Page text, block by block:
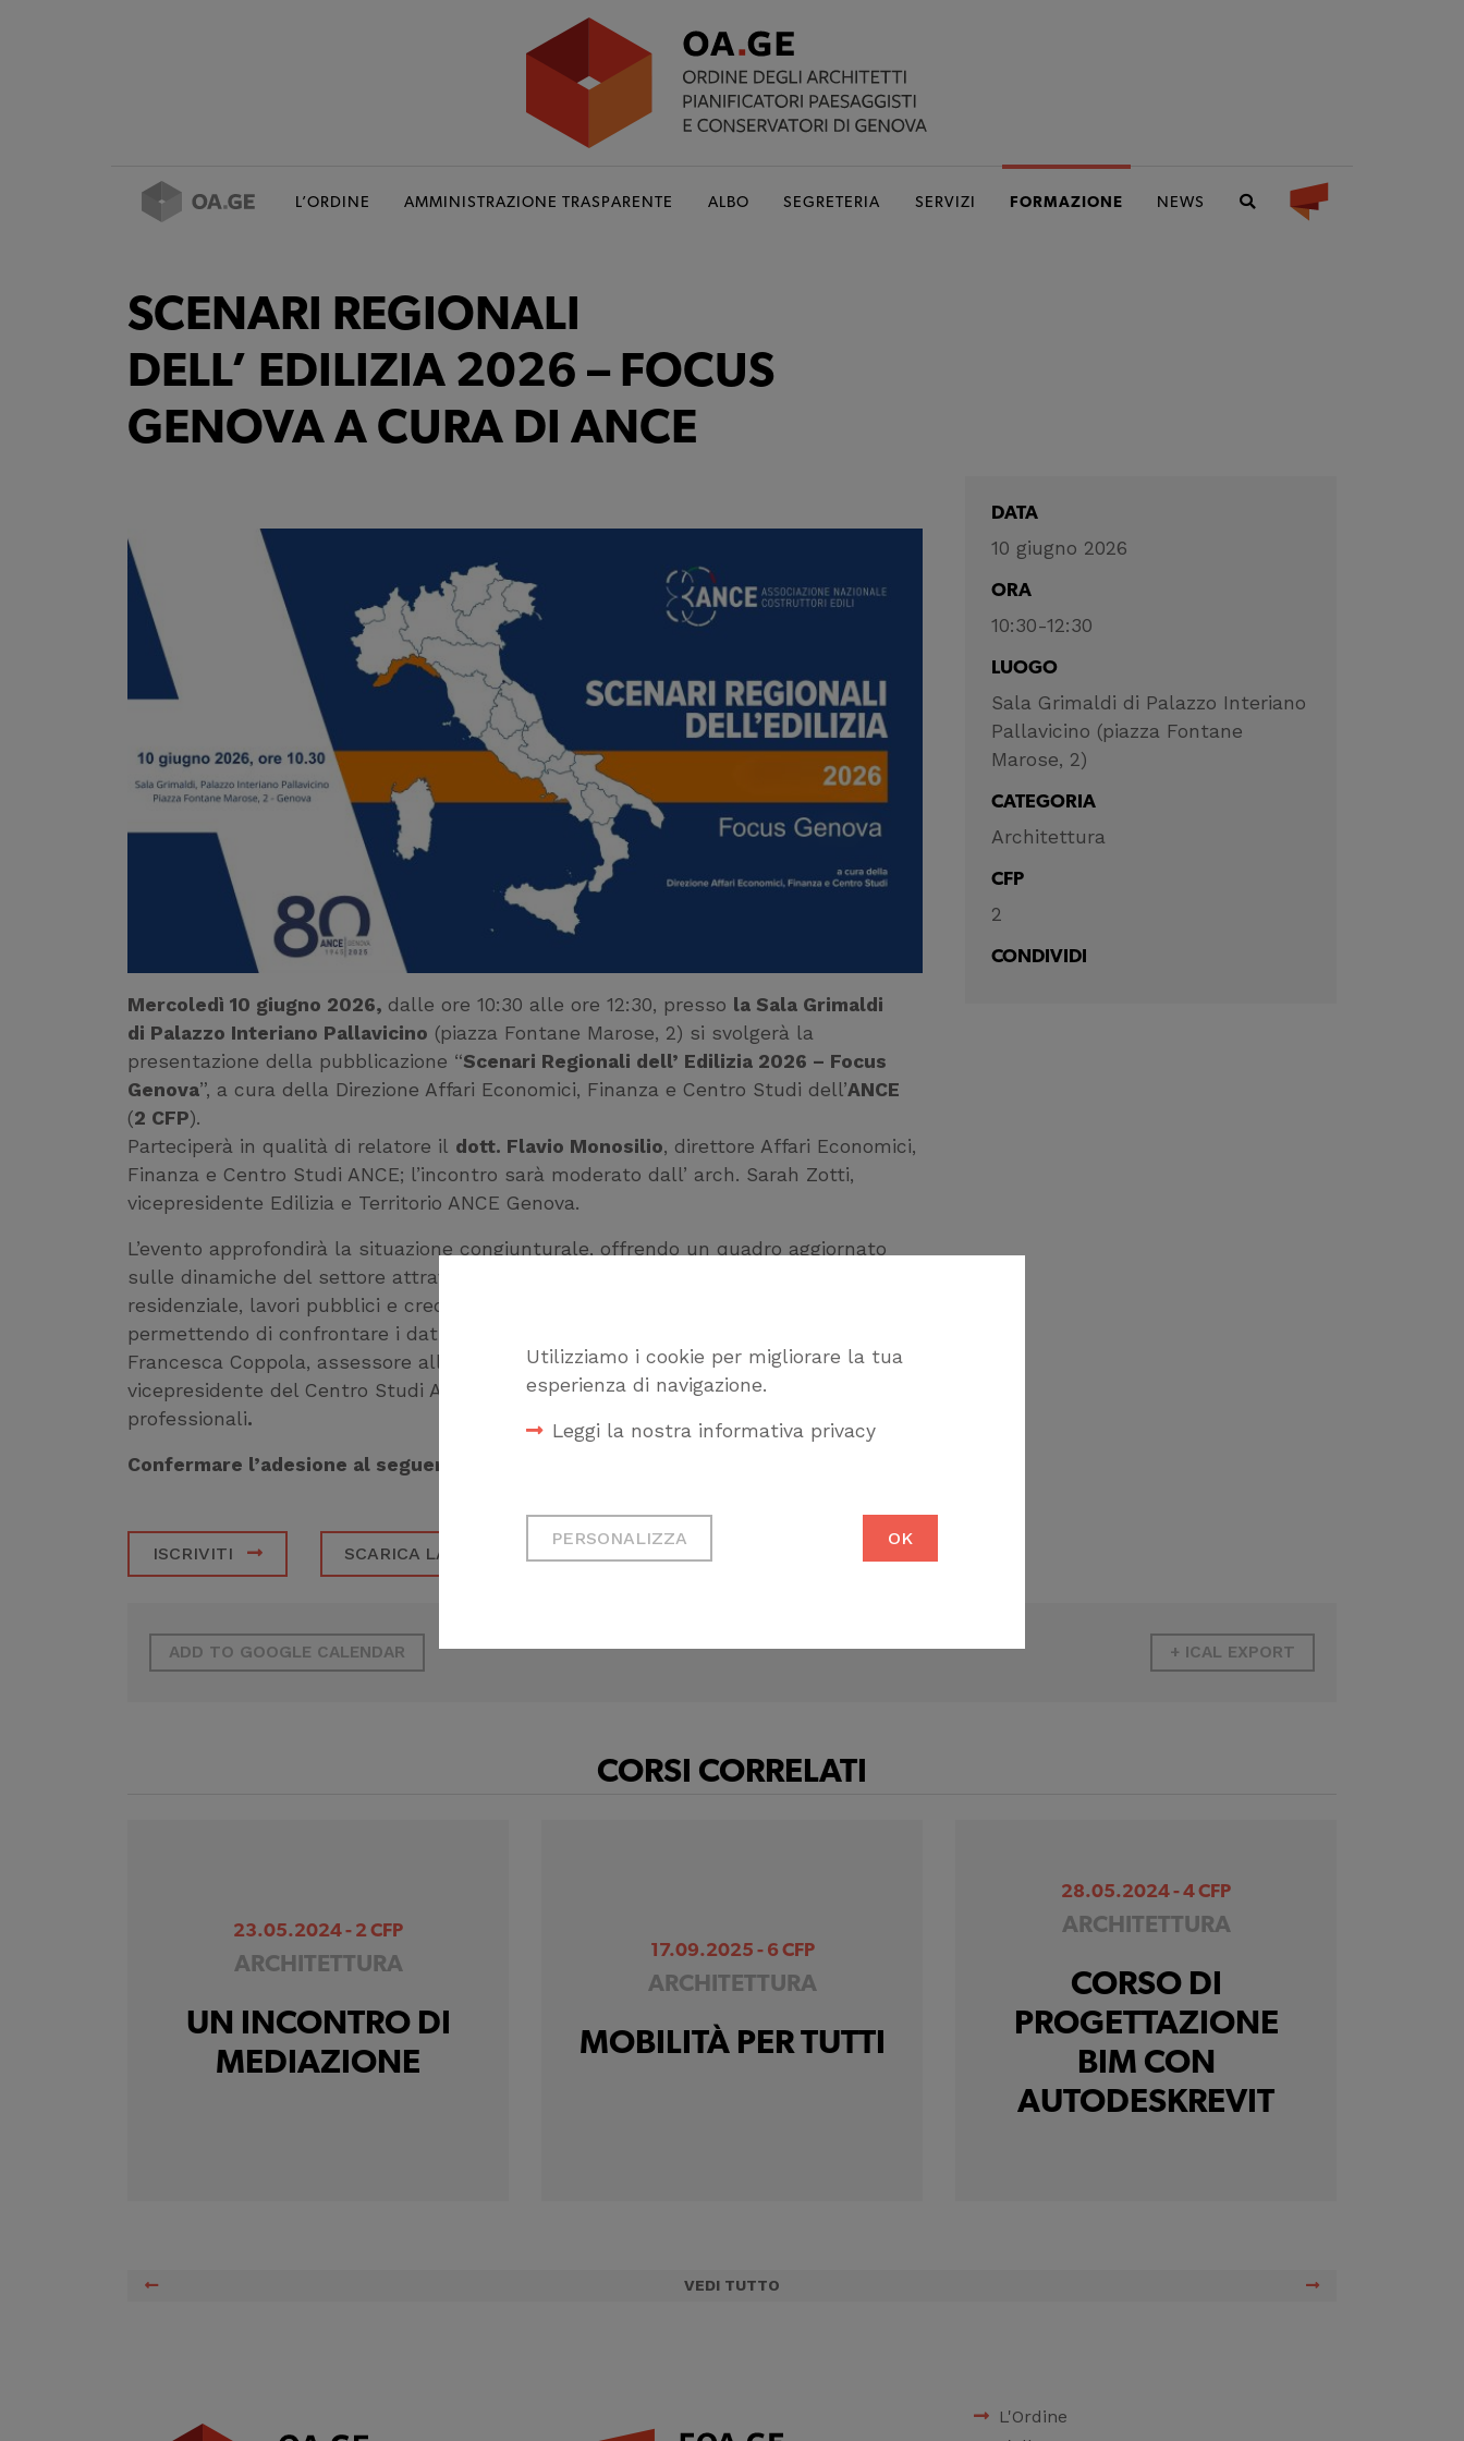
Utilizziamo i cookie per migliorare la tua
esperienza di navigazione.
Leggi la nostra informativa privacy
Necessari per permetterti di
fruire correttamente del sito
PERSONALIZZA OK
L’ORDINE AMMINISTRAZIONE TRASPARENTE ALBO SEGRETERIA SERVIZI FORMAZIONE NEWS
SCENARI REGIONALI
DELL’ EDILIZIA 2026 – FOCUS
GENOVA A CURA DI ANCE
Mercoledì 10 giugno 2026, dalle ore 10:30 alle ore 12:30, presso la Sala Grimaldi
di Palazzo Interiano Pallavicino (piazza Fontane Marose, 2) si svolgerà la
presentazione della pubblicazione “Scenari Regionali dell’ Edilizia 2026 – Focus
Genova”, a cura della Direzione Affari Economici, Finanza e Centro Studi dell’ANCE
(2 CFP).
Parteciperà in qualità di relatore il dott. Flavio Monosilio, direttore Affari Economici,
Finanza e Centro Studi ANCE; l’incontro sarà moderato dall’ arch. Sarah Zotti,
vicepresidente Edilizia e Territorio ANCE Genova.
L’evento approfondirà la situazione congiunturale, offrendo un quadro aggiornato
sulle dinamiche del settore attraverso focus dedicati a: mercato immobiliare
residenziale, lavori pubblici e credito. L’analisi evidenzierà le peculiarità locali,
permettendo di confrontare i dati della propria regione. Tra gli ospiti l’arch.
Francesca Coppola, assessore all’Urbanistica del Comune di Genova, il
vicepresidente del Centro Studi ANCE Piero Petrucco e i Presidenti degli ordini
professionali.
Confermare l’adesione al seguente link: “
ISCRIVITI SCARICA LA LOCANDINA
DATA
10 giugno 2026
ORA
10:30-12:30
LUOGO
Sala Grimaldi di Palazzo Interiano
Pallavicino (piazza Fontane
Marose, 2)
CATEGORIA
Architettura
CFP
2
CONDIVIDI
ADD TO GOOGLE CALENDAR + ICAL EXPORT
CORSI CORRELATI
23.05.2024 - 2 CFP
ARCHITETTURA
UN INCONTRO DI
MEDIAZIONE
17.09.2025 - 6 CFP
ARCHITETTURA
MOBILITÀ PER TUTTI
28.05.2024 - 4 CFP
ARCHITETTURA
CORSO DI
PROGETTAZIONE
BIM CON
AUTODESKREVIT
VEDI TUTTO
L'Ordine